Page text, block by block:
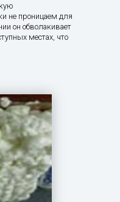
не проницаем для
он обволакивает
местах, что